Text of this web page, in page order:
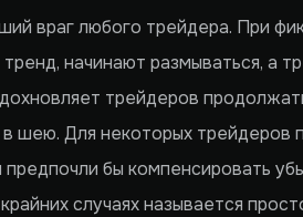
враг любого трейдера. При
начинают размываться, а
трейдеров
шею. Для некоторых трейдеров
бы компенсировать
случаях называется